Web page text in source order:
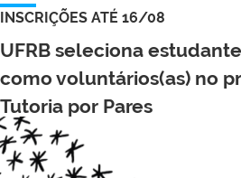
INSCRIÇÕES ATÉ 16/08
UFRB seleciona
como voluntários(as) no
Tutoria por Pares